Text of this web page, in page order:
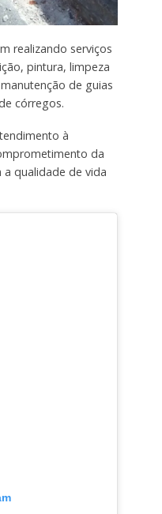
realizando serviços
pintura, limpeza
de guias
córregos.
à
da
a qualidade de vida